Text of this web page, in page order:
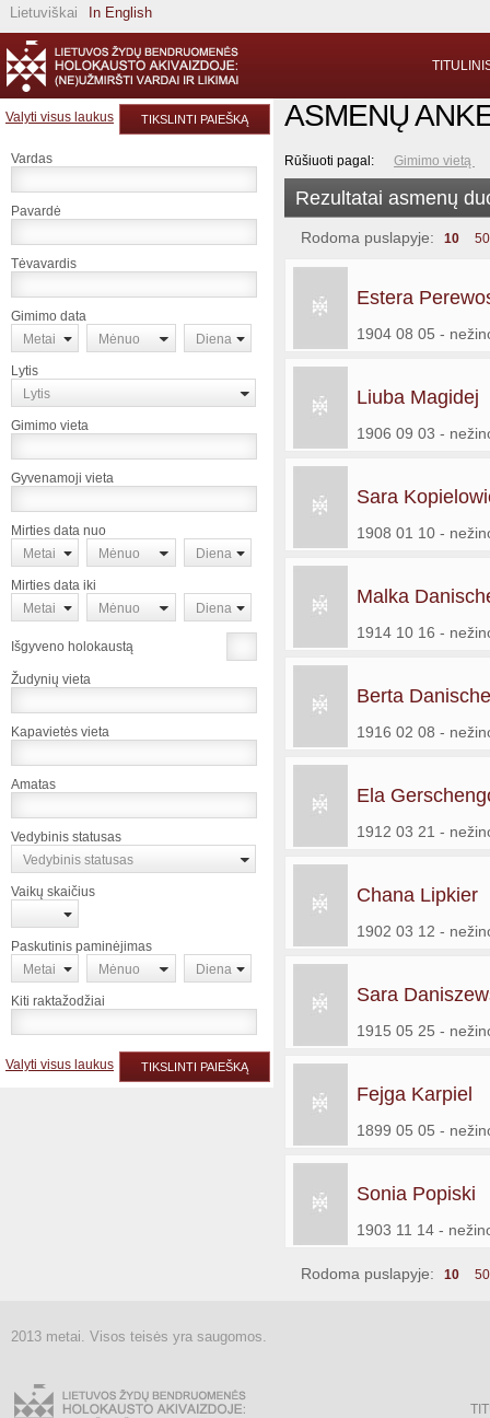
Lietuviškai In English
Valyti visus laukus TIKSLINTI PAIEŠKĄ
Vardas
Pavardė
Tėvavardis
Gimimo data
Metai
Mėnuo Diena
Lytis
Lytis
Gimimo vieta
Gyvenamoji vieta
Mirties data nuo
Metai
Mėnuo Diena
Mirties data iki
Metai
Mėnuo Diena
Išgyveno holokaustą
Žudynių vieta
Kapavietės vieta
Amatas
Vedybinis statusas
Vedybinis statusas
Vaikų skaičius
Paskutinis paminėjimas
Metai
Mėnuo Diena
Kiti raktažodžiai
Valyti visus laukus TIKSLINTI PAIEŠKĄ
ASMENŲ
Rūšiuoti pagal: Gimimo vietą
Rezultatai asmenų
Rodoma puslapyje: 10 50
Estera
1904 08 05 -
Liuba Magidej
1906 09 03 -
Sara
1908 01 10 -
Malka
1914 10 16 -
Berta
1916 02 08 -
Ela
1912 03 21 -
Chana Lipkier
1902 03 12 -
Sara
1915 05 25 -
Fejga Karpiel
1899 05 05 -
Sonia Popiski
1903 11 14 -
Rodoma puslapyje: 10 50
2013 metai. Visos teisės yra saugomos.